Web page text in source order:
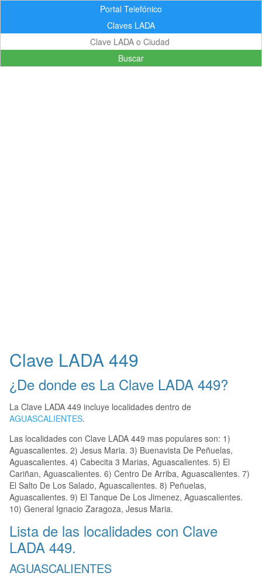
Portal Telefónico
Claves LADA
Buscar
Clave LADA 449
¿De donde es La Clave LADA 449?
La Clave LADA 449 incluye localidades dentro de
AGUASCALIENTES.
Las localidades con Clave LADA 449 mas populares son: 1)
Aguascalientes. 2) Jesus Maria. 3) Buenavista De Peñuelas,
Aguascalientes. 4) Cabecita 3 Marias, Aguascalientes. 5) El
Cariñan, Aguascalientes. 6) Centro De Arriba, Aguascalientes. 7)
El Salto De Los Salado, Aguascalientes. 8) Peñuelas,
Aguascalientes. 9) El Tanque De Los Jimenez, Aguascalientes.
10) General Ignacio Zaragoza, Jesus Maria.
Lista de las localidades con Clave
LADA 449.
AGUASCALIENTES